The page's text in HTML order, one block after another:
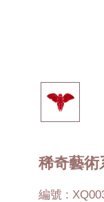
稀奇藝
編號 :